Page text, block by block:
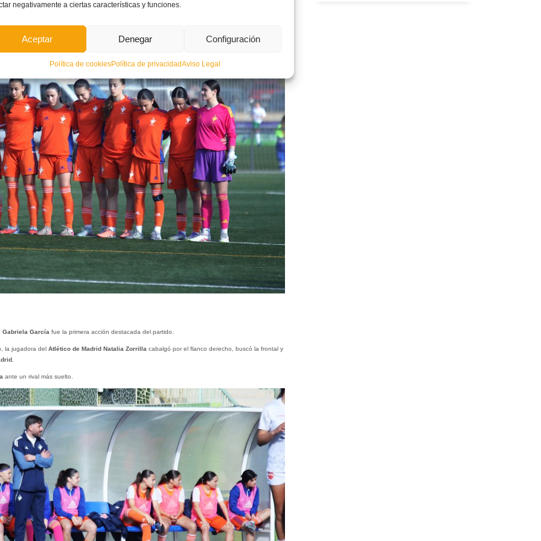
negativamente a ciertas características y funciones.
Aceptar Denegar Configuración
Política de cookiesPolítica de privacidadAviso Legal
Gabriela García fue la primera acción destacada del partido.
la jugadora del Atlético de Madrid Natalia Zorrillacabalgó por el flanco derecho, buscó la frontal y
.
ante un rival más suelto.